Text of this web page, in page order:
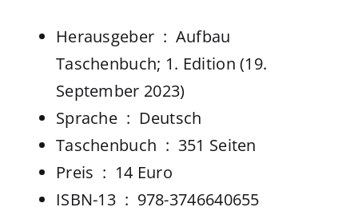
Herausgeber ‏ : ‎ Aufbau
Taschenbuch; 1. Edition (19.
September 2023)
Sprache ‏ : ‎ Deutsch
Taschenbuch ‏ : ‎ 351 Seiten
Preis ‏ : ‎ 14 Euro
ISBN-13 ‏ : ‎ 978-3746640655